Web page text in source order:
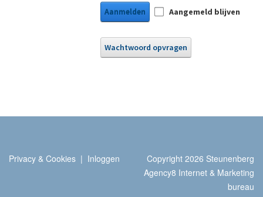
Aanmelden Aangemeld blijven
Wachtwoord opvragen
Privacy & Cookies | Inloggen
Copyright 2026 Steunenberg
Agency8 Internet & Marketing
bureau